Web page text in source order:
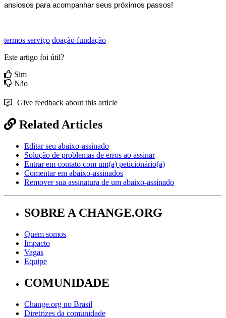
ansiosos para acompanhar seus próximos passos!
termos serviço doação fundação
Este artigo foi útil?
Sim
Não
Give feedback about this article
Related Articles
Editar seu abaixo-assinado
Solução de problemas de erros ao assinar
Entrar em contato com um(a) peticionário(a)
Comentar em abaixo-assinados
Remover sua assinatura de um abaixo-assinado
SOBRE A CHANGE.ORG
Quem somos
Impacto
Vagas
Equipe
COMUNIDADE
Change.org no Brasil
Diretrizes da comunidade